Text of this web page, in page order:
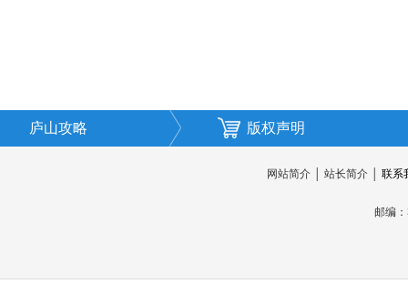
庐山攻略 版权声明
网站简介│ 站长简介│ 联系
邮编